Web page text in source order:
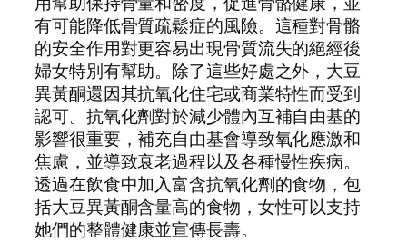
有可能降低骨質疏鬆症的風險。這種對骨骼
的安全作用對更容易出現骨質流失的絕經後
婦女特別有幫助。除了這些好處之外，大豆
異黃酮還因其抗氧化住宅或商業特性而受到
認可。抗氧化劑對於減少體內互補自由基的
影響很重要，補充自由基會導致氧化應激和
焦慮，並導致衰老過程以及各種慢性疾病。
透過在飲食中加入富含抗氧化劑的食物，包
括大豆異黃酮含量高的食物，女性可以支持
她們的整體健康並宣傳長壽。